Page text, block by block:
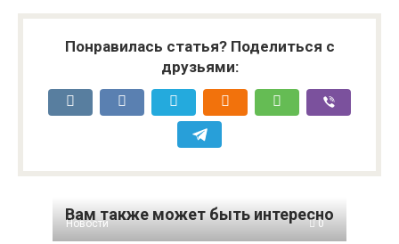
Понравилась статья? Поделиться с
друзьями:
Вам также может быть интересно
Новости 0